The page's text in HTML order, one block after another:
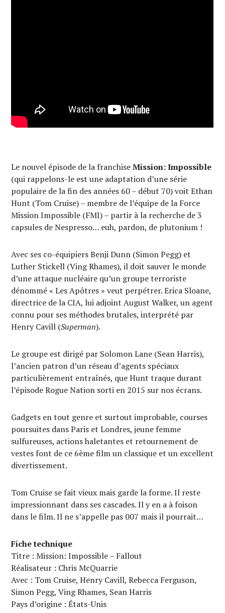
Le nouvel épisode de la franchiseMission: Impossible
(qui rappelons-le est une adaptation d’une série
populaire de la fin des années 60 – début 70) voit Ethan
Hunt (Tom Cruise) – membre de l’équipe de la Force
Mission Impossible (FMI) – partir à la recherche de 3
capsules de Nespresso… euh, pardon, de plutonium !
Avec ses co-équipiers Benji Dunn (Simon Pegg) et
Luther Stickell (Ving Rhames), il doit sauver le monde
d’une attaque nucléaire qu’un groupe terroriste
dénommé « Les Apôtres » veut perpétrer. Erica Sloane,
directrice de la CIA, lui adjoint August Walker, un agent
connu pour ses méthodes brutales, interprété par
Henry Cavill (Superman).
Le groupe est dirigé par Solomon Lane (Sean Harris),
l’ancien patron d’un réseau d’agents spéciaux
particulièrement entraînés, que Hunt traque durant
l’épisode Rogue Nation sorti en 2015 sur nos écrans.
Gadgets en tout genre et surtout improbable, courses
poursuites dans Paris et Londres, jeune femme
sulfureuses, actions haletantes et retournement de
vestes font de ce 6ème film un classique et un excellent
divertissement.
Tom Cruise se fait vieux mais garde la forme. Il reste
impressionnant dans ses cascades. Il y en a à foison
dans le film. Il ne s’appelle pas 007 mais il pourrait…
Fiche technique
Titre : Mission: Impossible – Fallout
Réalisateur : Chris McQuarrie
Avec : Tom Cruise, Henry Cavill, Rebecca Ferguson,
Simon Pegg, Ving Rhames, Sean Harris
Pays d’origine : États-Unis